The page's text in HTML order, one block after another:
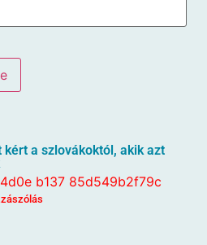
a szlovákoktól, akik azt